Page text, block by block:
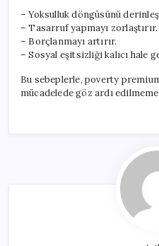
– Yoksulluk döngüsünü
– Tasarruf yapmayı zorlaştırır.
– Borçlanmayı artırır.
– Sosyal eşitsizliği kalıcı hale
Bu sebeplerle, poverty
mücadelede göz ardı